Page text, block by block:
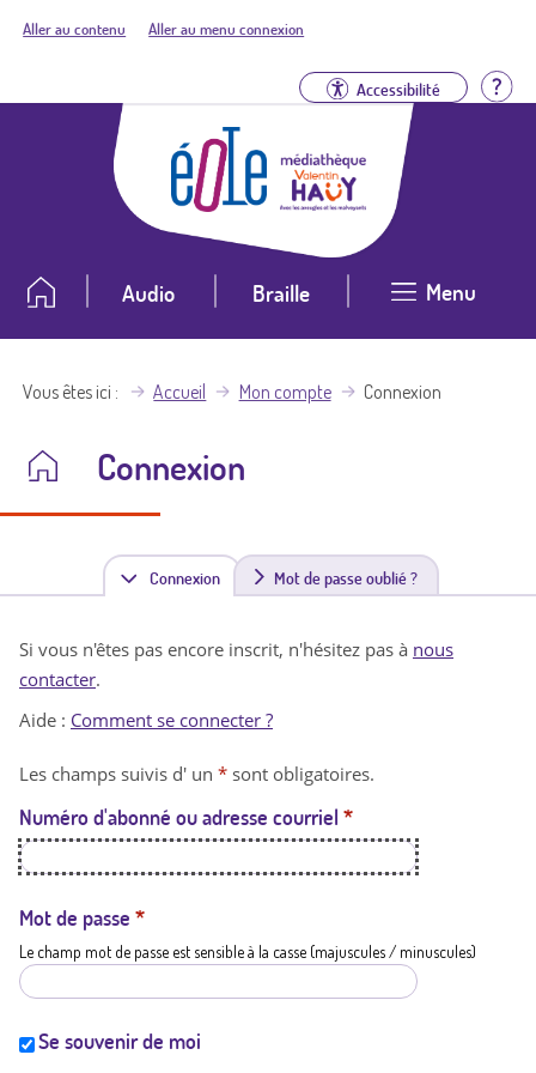
Aller au contenu Aller au menu connexion
Accessibilité
Audio Braille Menu
Vous êtes ici Accueil Mon compte Connexion
Connexion
Connexion(
n
t
a
t
i
Mot de passe oublié ?
Si vous n'êtes pas encore inscrit, n'hésitez pas à nous
contacter.
Aide : Comment se connecter ?
Les champs suivis d' un * sont obligatoires.
Numéro d'abonné ou adresse courriel *
Mot de passe *
Le champ mot de passe est sensible à la casse (majuscules / minuscules)
Se souvenir de moi